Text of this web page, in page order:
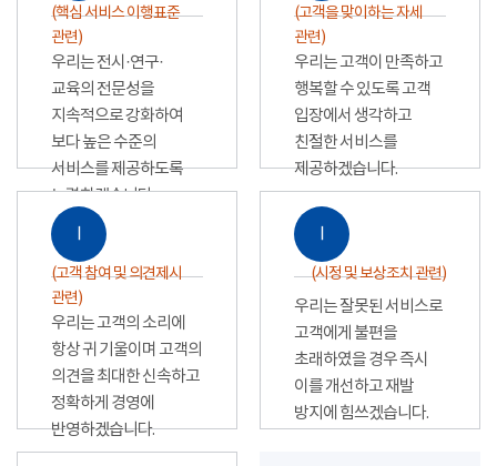
(핵심 서비스 이행표준
관련)
우리는 전시·연구·
교육의 전문성을
지속적으로 강화하여
보다 높은 수준의
서비스를 제공하도록
노력하겠습니다.
(고객을 맞이하는 자세
관련)
우리는 고객이 만족하고
행복할 수 있도록 고객
입장에서 생각하고
친절한 서비스를
제공하겠습니다.
Ⅰ
(고객 참여 및 의견제시
관련)
우리는 고객의 소리에
항상 귀 기울이며 고객의
의견을 최대한 신속하고
정확하게 경영에
반영하겠습니다.
Ⅰ
(시정 및 보상조치 관련)
우리는 잘못된 서비스로
고객에게 불편을
초래하였을 경우 즉시
이를 개선하고 재발
방지에 힘쓰겠습니다.